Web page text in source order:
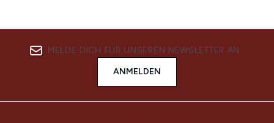
MELDE DICH FÜR UNSEREN NEWSLETTER AN
ANMELDEN